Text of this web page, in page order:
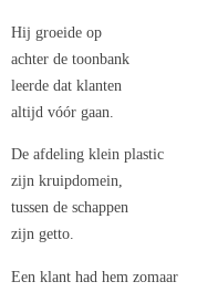
Hij groeide op
achter de toonbank
leerde dat klanten
altijd vóór gaan.
De afdeling klein plastic
zijn kruipdomein,
tussen de schappen
zijn getto.
Een klant had hem zomaar